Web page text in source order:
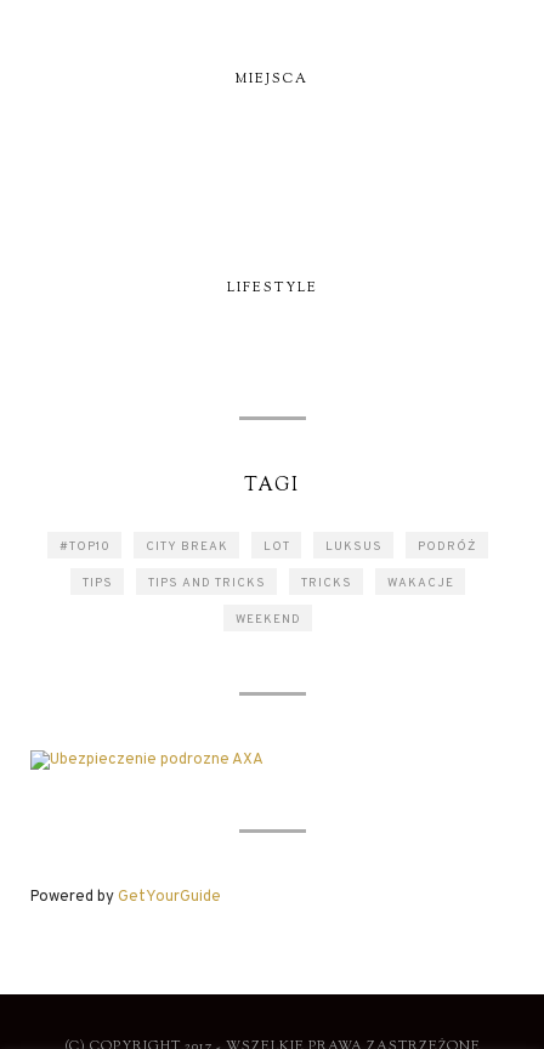
MIEJSCA
LIFESTYLE
TAGI
#TOP10 CITY BREAK LOT LUKSUS PODRÓŻ
TIPS TIPS AND TRICKS TRICKS WAKACJE
WEEKEND
Powered byGetYourGuide